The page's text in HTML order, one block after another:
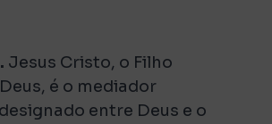
Jesus Cristo, o Filho
é o mediador
entre Deus e o